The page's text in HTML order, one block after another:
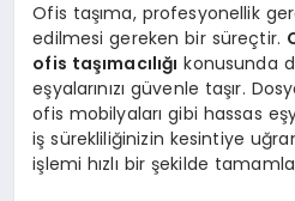
Ofis taşıma, profesyonellik
edilmesi gereken bir süreçtir.
ofis taşımacılığı konusunda
eşyalarınızı güvenle taşır.
ofis mobilyaları gibi hassas
iş sürekliliğinizin kesintiye
işlemi hızlı bir şekilde